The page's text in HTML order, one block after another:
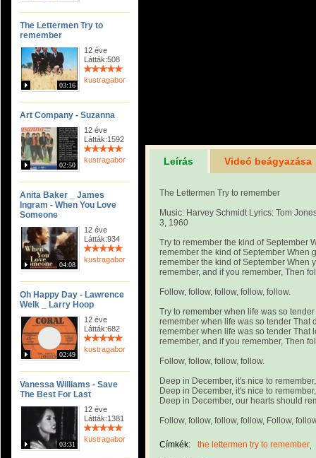
The Lettermen Try to
remember
03:16
12 éve
Látták:508
kustragabor
Art Company - Suzanna
02:50
12 éve
Látták:1592
kustragabor
Anita Baker _ James
Ingram - When You Love
Someone
04:08
12 éve
Látták:934
kustragabor
Oh Happy Day - Lawrence
Welk _ Larry Hoop
02:49
12 éve
Látták:682
kustragabor
Vanessa Williams - Save
The Best For Last
03:31
12 éve
Látták:1381
kustragabor
Leírás Videó beágyazása
The Lettermen Try to remember
Music: Harvey Schmidt Lyrics: Tom
3, 1960
Try to remember the kind of September
remember the kind of September When
remember the kind of September When
remember, and if you remember, Then
Follow, follow, follow, follow, follow.
Try to remember when life was so
remember when life was so tender That
remember when life was so tender That
remember, and if you remember, Then
Follow, follow, follow, follow.
Deep in December, it's nice to
Deep in December, it's nice to
Deep in December, our hearts should
Follow, follow, follow, follow, Follow,
Címkék:
the lettermen try to remember